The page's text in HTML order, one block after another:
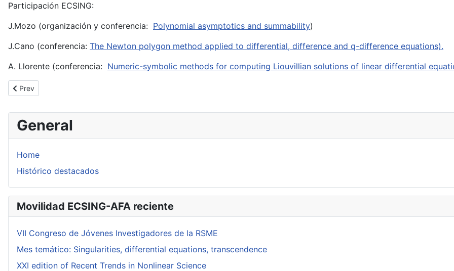
General
Home
Histórico destacados
Movilidad ECSING-AFA reciente
VII Congreso de Jóvenes Investigadores de la RSME
Mes temático: Singularities, differential equations, transcendence
XXI edition of Recent Trends in Nonlinear Science
Participación ECSING:
J.Mozo (organización y conferencia: Polynomial asymptotics and summability)
J.Cano (conferencia: The Newton polygon method applied to differential, difference and q-difference equations).
A. Llorente (conferencia: Numeric-symbolic methods for computing Liouvillian solutions of linear differential
Previous article: Workshop "Valuations theory and its applications" (Oberwolfach. 1 participante)
Prev